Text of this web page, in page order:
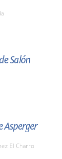
Salón
Asperger
El Charro